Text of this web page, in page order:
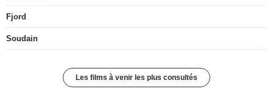
Fjord
Soudain
Les films à venir les plus consultés